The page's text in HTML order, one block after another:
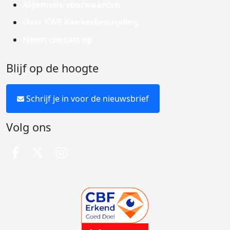
Blijf op de hoogte
Schrijf je in voor de nieuwsbrief
Volg ons